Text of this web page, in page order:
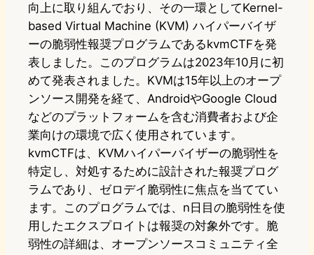
向上に取り組んでおり、その一環としてKernel-
based Virtual Machine (KVM) ハイパーバイザ
ーの脆弱性報奨プログラムであるkvmCTFを発
表しました。このプログラムは2023年10月に初
めて発表されました。KVMは15年以上のオープ
ンソース開発を経て、AndroidやGoogle Cloud
などのプラットフォームを含む消費者および企
業向けの環境で広く使用されています。
kvmCTFは、KVMハイパーバイザーの脆弱性を
特定し、対処するために設計された報奨プログ
ラムであり、ゼロデイ脆弱性に焦点を当ててい
ます。このプログラムでは、n日目の脆弱性を使
用したエクスプロイトは報奨の対象外です。脆
弱性の詳細は、オープンソースコミュニティ全